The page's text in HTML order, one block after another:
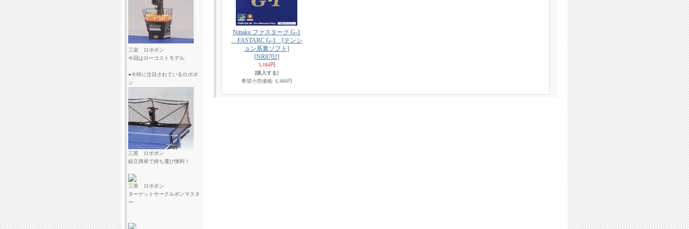
三栄 ロボポン
今回はローコストモデル
●今特に注目されているロボポ
ン
三英 ロボポン
組立簡単で持ち運び便利！
三英 ロボポン
ターゲットサークルポンマスタ
ー
Nittaku ファスターク G-1
FASTARC G-1 [テンシ
ョン系裏ソフト]
[NR8702]
5,184円
[購入する]
希望小売価格: 6,480円